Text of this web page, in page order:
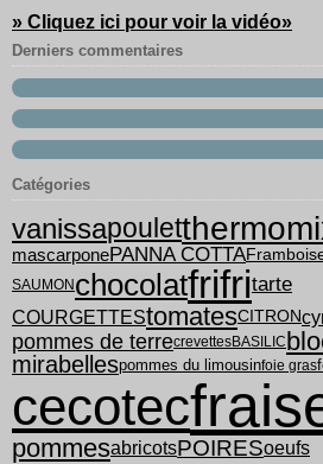
» Cliquez ici pour voir la vidéo»
Derniers commentaires
Catégories
vanissapoulet
mascarponePANNA COTTA
SAUMONchocolatfrifritarte
COURGETTEStomatesCITRON
pommes de terrecrevettesBASILIC
mirabellespommes du limousinfoie gras
cecotec
pommesabricotsPOIRESoeufs